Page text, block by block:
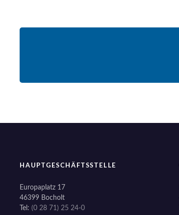
HAUPTGESCHÄFTSSTELLE
Europaplatz 17
46399 Bocholt
Tel: (0 28 71) 25 24-0